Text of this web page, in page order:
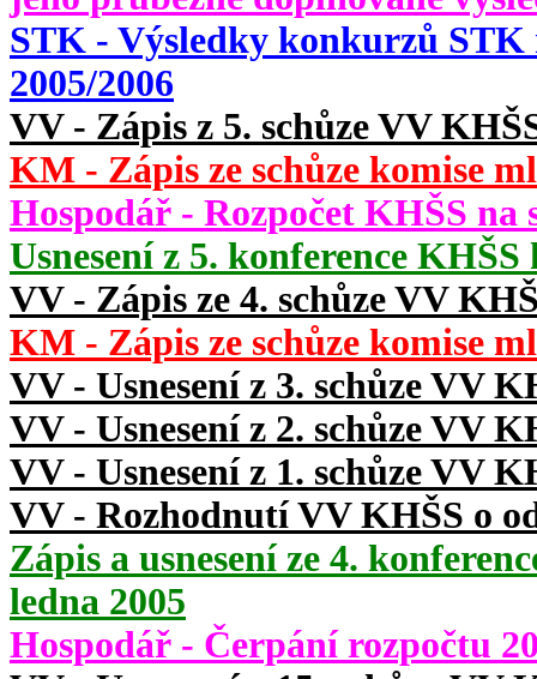
STK - Výsledky konkurzů STK
2005/2006
VV - Zápis z 5. schůze VV
KM - Zápis ze schůze komise
Hospodář - Rozpočet KHŠS na
Usnesení z 5. konference
VV - Zápis ze 4. schůze VV
KM - Zápis ze schůze komise
VV - Usnesení z 3. schůze VV
VV - Usnesení z 2. schůze VV
VV - Usnesení z 1. schůze VV
VV - Rozhodnutí VV KHŠS o
Zápis a usnesení ze 4.
ledna 2005
Hospodář - Čerpání rozpočtu